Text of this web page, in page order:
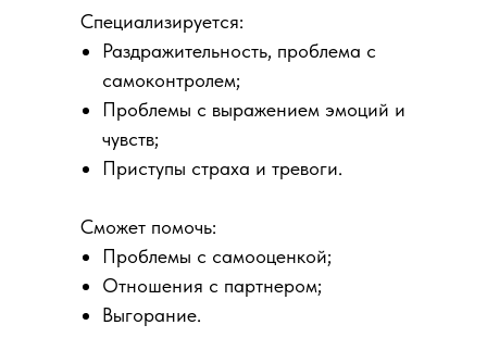
Сможет помочь:
Проблемы с самооценкой;
Отношения с партнером;
Выгорание.
Специализируется:
Раздражительность, проблема с
самоконтролем;
Проблемы с выражением эмоций и
чувств;
Приступы страха и тревоги.